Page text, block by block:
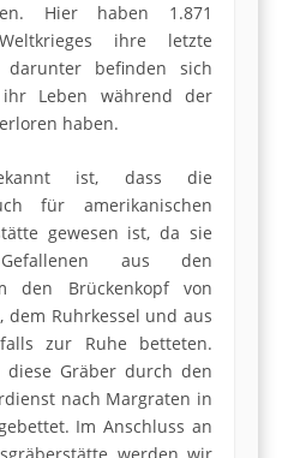
Hier haben 1.871
ihre letzte
darunter befinden sich
Leben während der
haben.
ist, dass die
für amerikanischen
gewesen ist, da sie
aus den
den Brückenkopf von
dem Ruhrkessel und aus
zur Ruhe betteten.
Gräber durch den
nach Margraten in
Im Anschluss an
werden wir